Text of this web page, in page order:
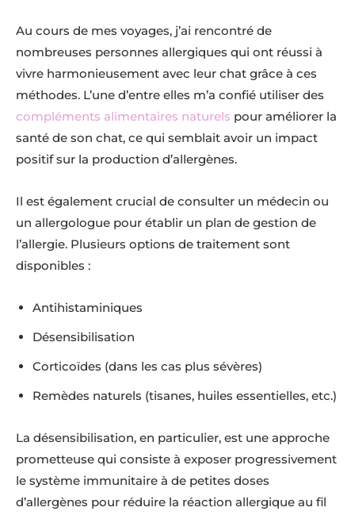
Au cours de mes voyages, j’ai rencontré de
nombreuses personnes allergiques qui ont réussi à
vivre harmonieusement avec leur chat grâce à ces
méthodes. L’une d’entre elles m’a confié utiliser des
compléments alimentaires naturels pour améliorer la
santé de son chat, ce qui semblait avoir un impact
positif sur la production d’allergènes.
Il est également crucial de consulter un médecin ou
un allergologue pour établir un plan de gestion de
l’allergie. Plusieurs options de traitement sont
disponibles :
Antihistaminiques
Désensibilisation
Corticoïdes (dans les cas plus sévères)
Remèdes naturels (tisanes, huiles essentielles, etc.)
La désensibilisation, en particulier, est une approche
prometteuse qui consiste à exposer progressivement
le système immunitaire à de petites doses
d’allergènes pour réduire la réaction allergique au fil